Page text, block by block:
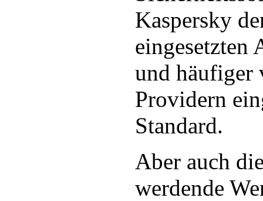
Kaspersky
eingesetzten
und häufiger
Providern
Standard.
Aber auch
werdende